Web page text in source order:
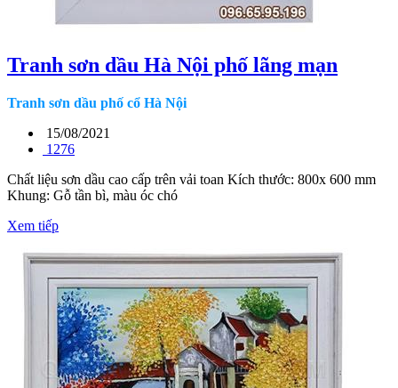
Tranh sơn dầu Hà Nội phố lãng mạn
Tranh sơn dầu phố cổ Hà Nội
15/08/2021
1276
Chất liệu sơn dầu cao cấp trên vải toan Kích thước: 800x 600 mm
Khung: Gỗ tần bì, màu óc chó
Xem tiếp